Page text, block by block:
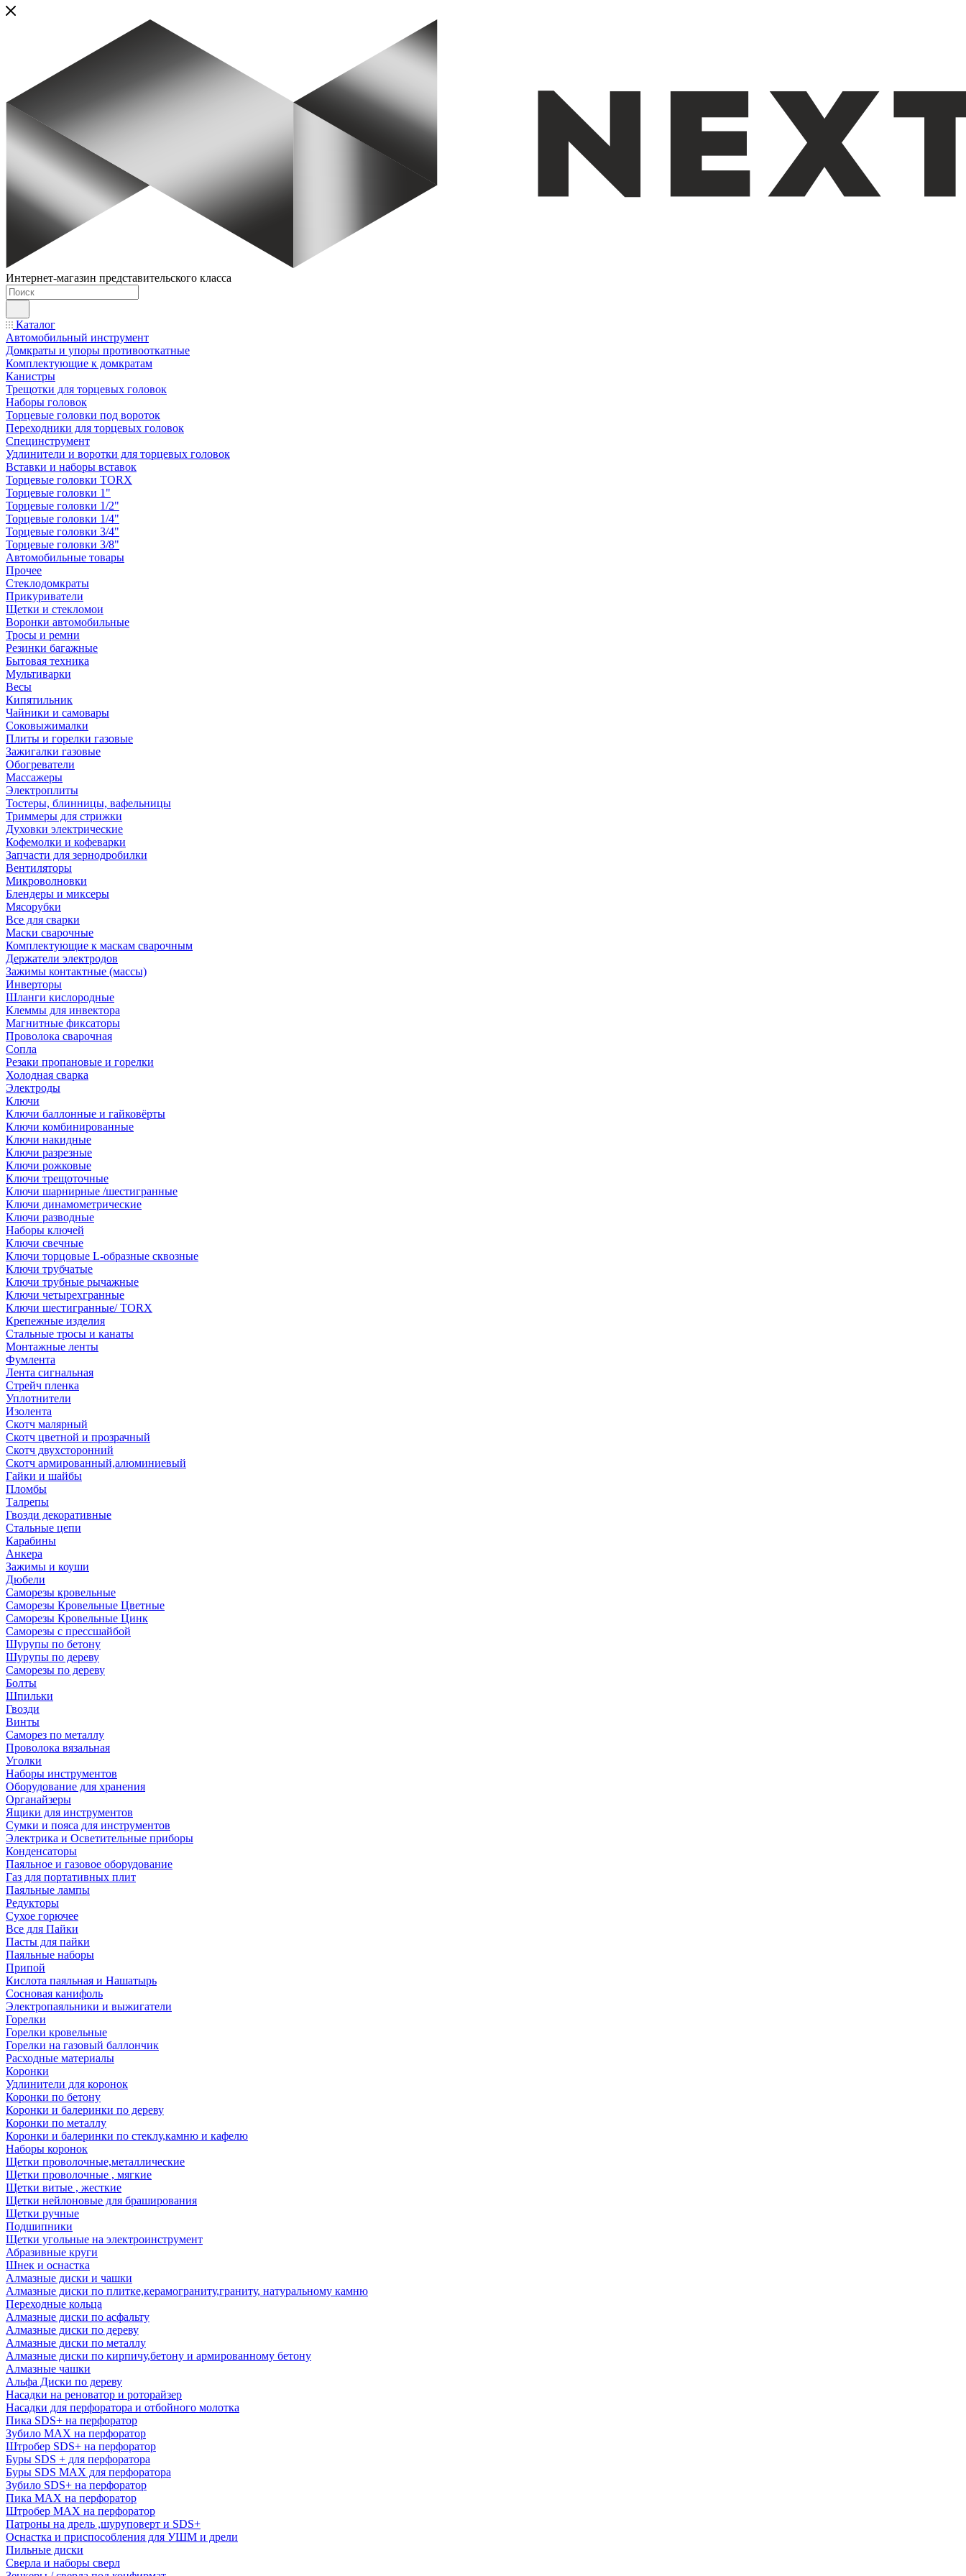
Интернет-магазин представительского класса
Каталог
Автомобильный инструмент
Домкраты и упоры противооткатные
Комплектующие к домкратам
Канистры
Трещотки для торцевых головок
Наборы головок
Торцевые головки под вороток
Переходники для торцевых головок
Специнструмент
Удлинители и воротки для торцевых головок
Вставки и наборы вставок
Торцевые головки TORX
Торцевые головки 1"
Торцевые головки 1/2"
Торцевые головки 1/4"
Торцевые головки 3/4"
Торцевые головки 3/8"
Автомобильные товары
Прочее
Стеклодомкраты
Прикуриватели
Щетки и стекломои
Воронки автомобильные
Тросы и ремни
Резинки багажные
Бытовая техника
Мультиварки
Весы
Кипятильник
Чайники и самовары
Соковыжималки
Плиты и горелки газовые
Зажигалки газовые
Обогреватели
Массажеры
Электроплиты
Тостеры, блинницы, вафельницы
Триммеры для стрижки
Духовки электрические
Кофемолки и кофеварки
Запчасти для зернодробилки
Вентиляторы
Микроволновки
Блендеры и миксеры
Мясорубки
Все для сварки
Маски сварочные
Комплектующие к маскам сварочным
Держатели электродов
Зажимы контактные (массы)
Инверторы
Шланги кислородные
Клеммы для инвектора
Магнитные фиксаторы
Проволока сварочная
Сопла
Резаки пропановые и горелки
Холодная сварка
Электроды
Ключи
Ключи баллонные и гайковёрты
Ключи комбинированные
Ключи накидные
Ключи разрезные
Ключи рожковые
Ключи трещоточные
Ключи шарнирные /шестигранные
Ключи динамометрические
Ключи разводные
Наборы ключей
Ключи свечные
Ключи торцовые L-образные сквозные
Ключи трубчатые
Ключи трубные рычажные
Ключи четырехгранные
Ключи шестигранные/ TORX
Крепежные изделия
Стальные тросы и канаты
Монтажные ленты
Фумлента
Лента сигнальная
Стрейч пленка
Уплотнители
Изолента
Скотч малярный
Скотч цветной и прозрачный
Скотч двухсторонний
Скотч армированный,алюминиевый
Гайки и шайбы
Пломбы
Талрепы
Гвозди декоративные
Стальные цепи
Карабины
Анкера
Зажимы и коуши
Дюбели
Саморезы кровельные
Саморезы Кровельные Цветные
Саморезы Кровельные Цинк
Саморезы с прессшайбой
Шурупы по бетону
Шурупы по дереву
Саморезы по дереву
Болты
Шпильки
Гвозди
Винты
Саморез по металлу
Проволока вязальная
Уголки
Наборы инструментов
Оборудование для хранения
Органайзеры
Ящики для инструментов
Сумки и пояса для инструментов
Электрика и Осветительные приборы
Конденсаторы
Паяльное и газовое оборудование
Газ для портативных плит
Паяльные лампы
Редукторы
Сухое горючее
Все для Пайки
Пасты для пайки
Паяльные наборы
Припой
Кислота паяльная и Нашатырь
Сосновая канифоль
Электропаяльники и выжигатели
Горелки
Горелки кровельные
Горелки на газовый баллончик
Расходные материалы
Коронки
Удлинители для коронок
Коронки по бетону
Коронки и балеринки по дереву
Коронки по металлу
Коронки и балеринки по стеклу,камню и кафелю
Наборы коронок
Щетки проволочные,металлические
Щетки проволочные , мягкие
Щетки витые , жесткие
Щетки нейлоновые для браширования
Щетки ручные
Подшипники
Щетки угольные на электроинструмент
Абразивные круги
Шнек и оснастка
Алмазные диски и чашки
Алмазные диски по плитке,керамограниту,граниту, натуральному камню
Переходные кольца
Алмазные диски по асфальту
Алмазные диски по дереву
Алмазные диски по металлу
Алмазные диски по кирпичу,бетону и армированному бетону
Алмазные чашки
Альфа Диски по дереву
Насадки на реноватор и роторайзер
Насадки для перфоратора и отбойного молотка
Пика SDS+ на перфоратор
Зубило MAX на перфоратор
Штробер SDS+ на перфоратор
Буры SDS + для перфоратора
Буры SDS MAX для перфоратора
Зубило SDS+ на перфоратор
Пика MAX на перфоратор
Штробер MAX на перфоратор
Патроны на дрель ,шуруповерт и SDS+
Оснастка и приспособления для УШМ и дрели
Пильные диски
Сверла и наборы сверл